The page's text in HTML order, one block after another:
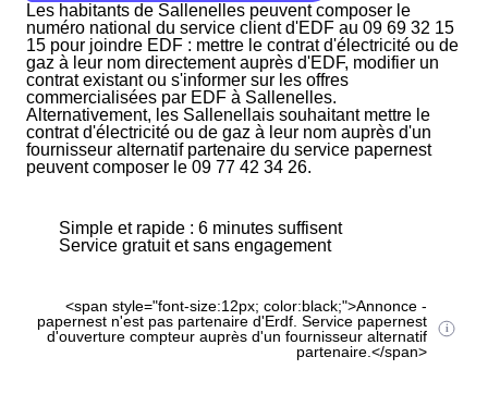
Les habitants de Sallenelles peuvent composer le
numéro national du service client d'EDF au 09 69 32 15
15 pour joindre EDF : mettre le contrat d'électricité ou de
gaz à leur nom directement auprès d'EDF, modifier un
contrat existant ou s'informer sur les offres
commercialisées par EDF à Sallenelles.
Alternativement, les Sallenellais souhaitant mettre le
contrat d'électricité ou de gaz à leur nom auprès d'un
fournisseur alternatif partenaire du service papernest
peuvent composer le 09 77 42 34 26.
Simple et rapide : 6 minutes suffisent
Service gratuit et sans engagement
<span style="font-size:12px; color:black;">Annonce -
papernest n'est pas partenaire d'Erdf. Service papernest
d'ouverture compteur auprès d'un fournisseur alternatif
partenaire.</span>